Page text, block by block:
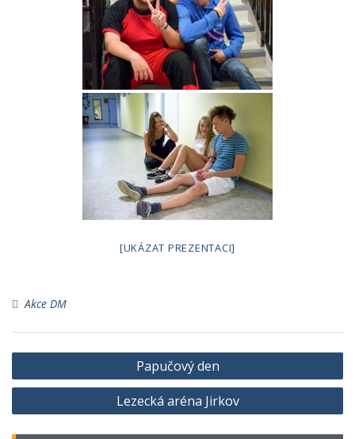
[UKÁZAT PREZENTACI]
Akce DM
Papučový den
Lezecká aréna Jirkov